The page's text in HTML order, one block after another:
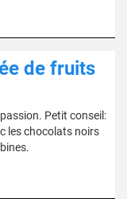
de fruits
Petit conseil:
les chocolats noirs